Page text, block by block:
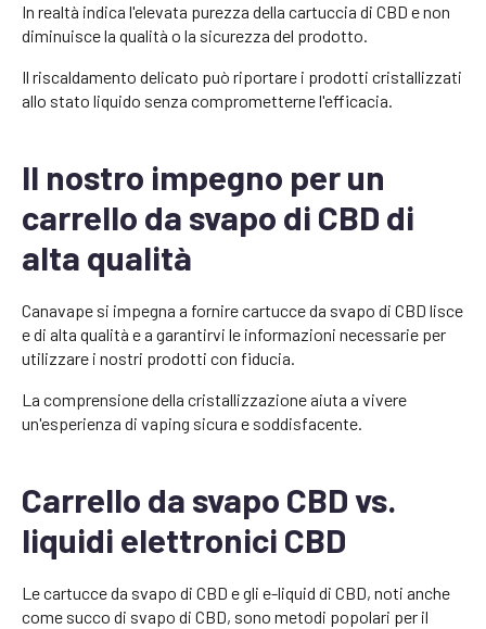
In realtà indica l'elevata purezza della cartuccia di CBD e non
diminuisce la qualità o la sicurezza del prodotto.
Il riscaldamento delicato può riportare i prodotti cristallizzati
allo stato liquido senza comprometterne l'efficacia.
Il nostro impegno per un
carrello da svapo di CBD di
alta qualità
Canavape si impegna a fornire cartucce da svapo di CBD lisce
e di alta qualità e a garantirvi le informazioni necessarie per
utilizzare i nostri prodotti con fiducia.
La comprensione della cristallizzazione aiuta a vivere
un'esperienza di vaping sicura e soddisfacente.
Carrello da svapo CBD vs.
liquidi elettronici CBD
Le cartucce da svapo di CBD e gli e-liquid di CBD, noti anche
come succo di svapo di CBD, sono metodi popolari per il